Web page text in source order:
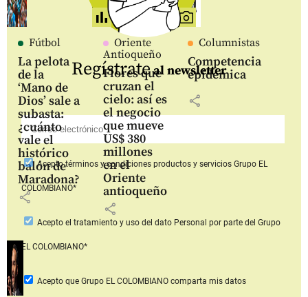
Fútbol
La pelota
de la
‘Mano de
Dios’ sale a
subasta:
¿cuánto
vale el
histórico
balón de
Maradona?
share
Oriente
Antioqueño
Flores que
cruzan el
cielo: así es
el negocio
que mueve
US$ 380
millones
en el
Oriente
antioqueño
share
Columnistas
Competencia
epidémica
share
Regístrateal newsletter
Aceptotérminos y condiciones productos y serviciosGrupo EL
COLOMBIANO*
Acepto el tratamiento y uso del dato Personal por parte del Grupo
EL COLOMBIANO*
Acepto que Grupo EL COLOMBIANOcomparta mis datos